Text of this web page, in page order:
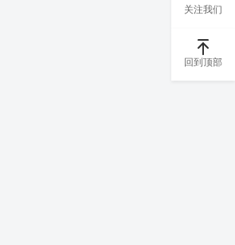
关注我们
回到顶部